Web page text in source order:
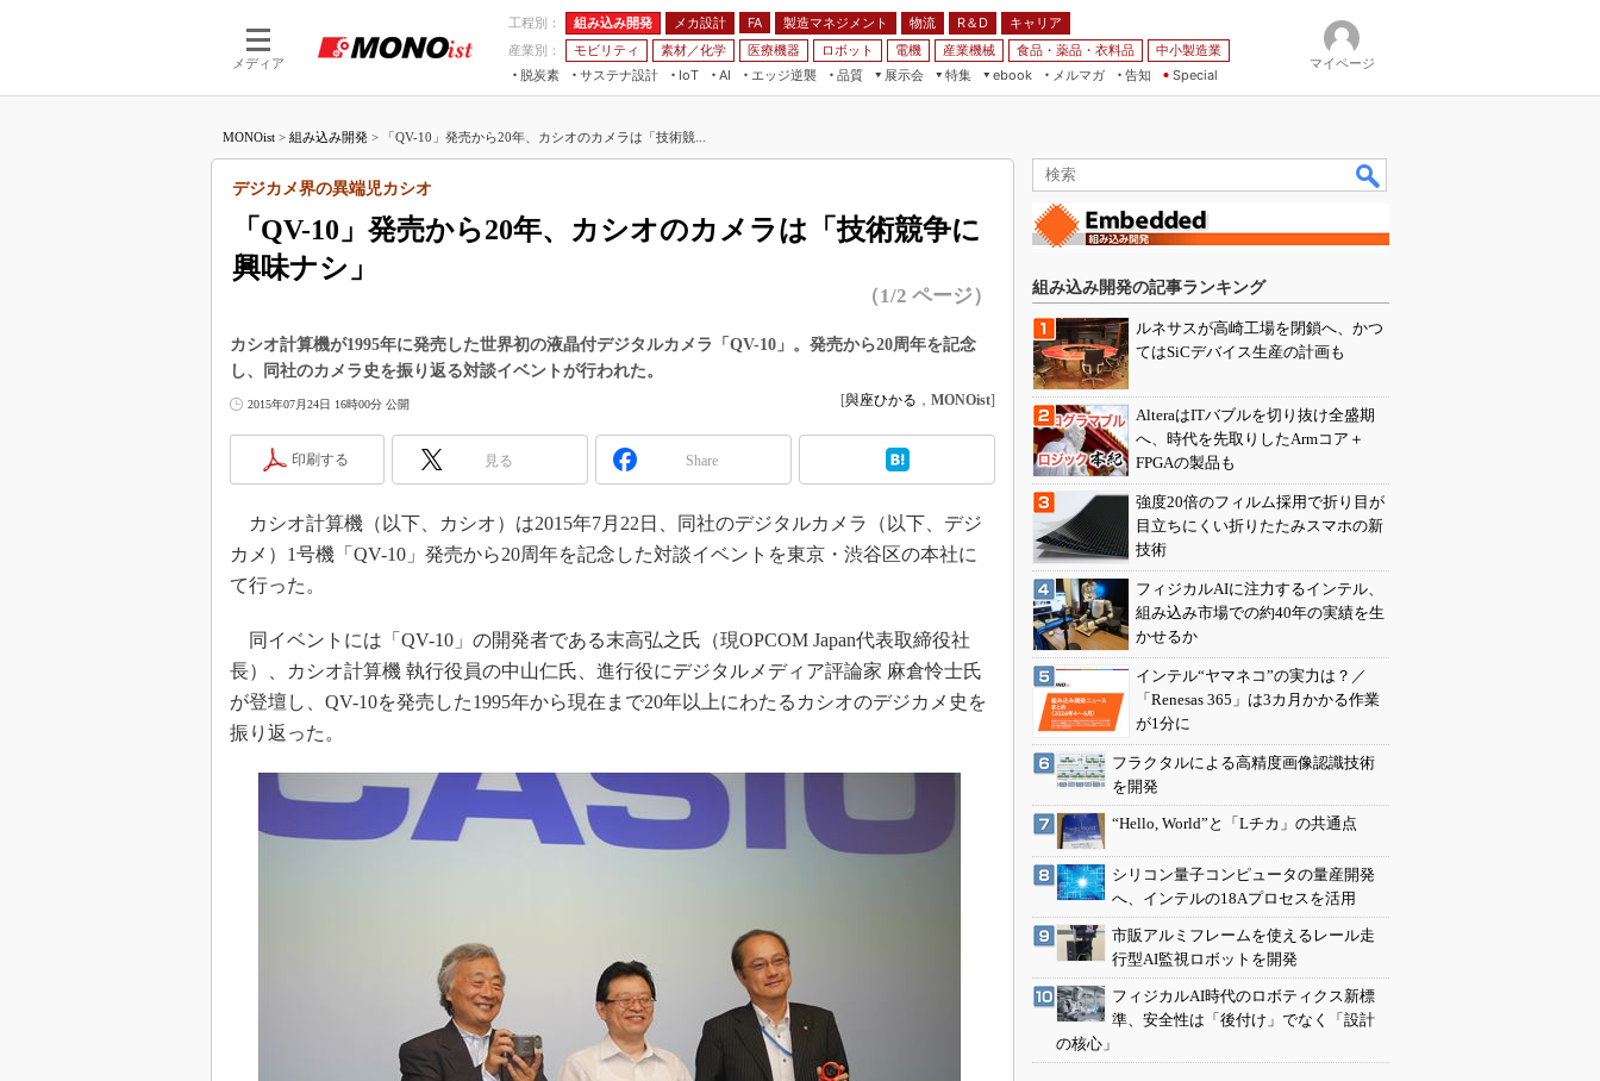
メディア
工程別： 組み込み開発 メカ設計 FA 製造マネジメント 物流 R＆D
キャリア
産業別：
モビリティ 素材／化学 医療機器 ロボット 電機 産業機械 食品・薬品・衣料品
中小製造業
脱炭素
サステナ設計
IoT
つながる工場
AI
AI×設備保全
エッジ逆襲 品質
展示会
JIMTOF
IIFES
TECHNO-FRONTIER
人テク展
日本ものづくりワールド
AUTOMOTIVE WORLD
産業オープンネット展
特集
フィールドサービス
車載ソフト開発
ISO26262
インダストリー4.0
イノベーション
植物工場
知財マネジメント
制御セキュリティ
新型コロナへの対応
ebook
モビリティ
メルマガ
告知 Special
マイページ
MONOist > 組み込み開発 > 「QV-10」発売から20年、カシオのカメラは「技術競...
「QV-10」発売から20年、カシオのカメラは「技術競争に
興味ナシ」
デジカメ界の異端児カシオ
（1/2 ページ）
カシオ計算機が1995年に発売した世界初の液晶付デジタルカメラ「QV-10」。発売から20周年を記念
し、同社のカメラ史を振り返る対談イベントが行われた。
2015年07月24日 16時00分 公開 [與座ひかる ， MONOist]
印刷する 見る Share
カシオ計算機（以下、カシオ）は2015年7月22日、同社のデジタルカメラ（以下、デジ
カメ）1号機「QV-10」発売から20周年を記念した対談イベントを東京・渋谷区の本社に
て行った。
同イベントには「QV-10」の開発者である末高弘之氏（現OPCOM Japan代表取締役社
長）、カシオ計算機 執行役員の中山仁氏、進行役にデジタルメディア評論家 麻倉怜士氏
が登壇し、QV-10を発売した1995年から現在まで20年以上にわたるカシオのデジカメ史を
振り返った。
組み込み開発の記事ランキング
ルネサスが高崎工場を閉鎖へ、かつ
てはSiCデバイス生産の計画も
AlteraはITバブルを切り抜け全盛期
へ、時代を先取りしたArmコア＋
FPGAの製品も
強度20倍のフィルム採用で折り目が
目立ちにくい折りたたみスマホの新
技術
フィジカルAIに注力するインテル、
組み込み市場での約40年の実績を生
かせるか
インテル“ヤマネコ”の実力は？／
「Renesas 365」は3カ月かかる作業
が1分に
フラクタルによる高精度画像認識技術
を開発
“Hello, World”と「Lチカ」の共通点
シリコン量子コンピュータの量産開発
へ、インテルの18Aプロセスを活用
市販アルミフレームを使えるレール走
行型AI監視ロボットを開発
フィジカルAI時代のロボティクス新標
準、安全性は「後付け」でなく「設計
の核心」